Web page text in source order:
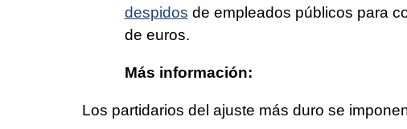
despidos de empleados públicos para
de euros.
Más información:
Los partidarios del ajuste más duro se